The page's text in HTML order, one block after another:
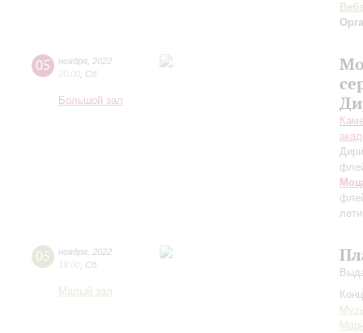
05 ноября 2022
20:00 Сб
Большой зал
05 ноября 2022
19:00 Сб
Малый зал